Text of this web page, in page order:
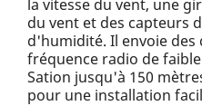
la vitesse du vent, une
du vent et des capteurs
d'humidité. Il envoie des
fréquence radio de
Sation jusqu'à 150
pour une installation